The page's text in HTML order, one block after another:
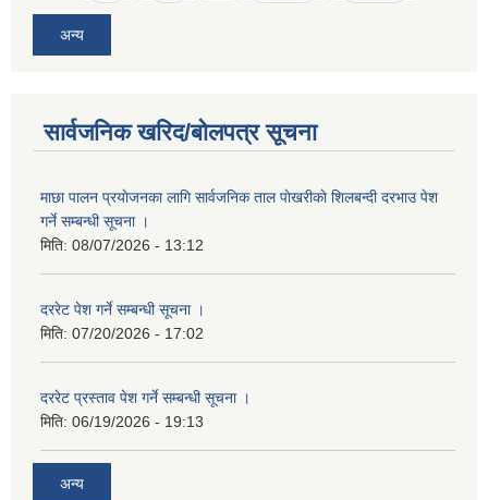
अन्य
सार्वजनिक खरिद/बोलपत्र सूचना
माछा पालन प्रयाेजनका लागि सार्वजनिक ताल पाेखरीकाे शिलबन्दी दरभाउ पेश
गर्ने सम्बन्धी सूचना ।
मिति: 08/07/2026 - 13:12
दररेट पेश गर्ने सम्बन्धी सूचना ।
मिति: 07/20/2026 - 17:02
दररेट प्रस्ताव पेश गर्ने सम्बन्धी सूचना ।
मिति: 06/19/2026 - 19:13
अन्य